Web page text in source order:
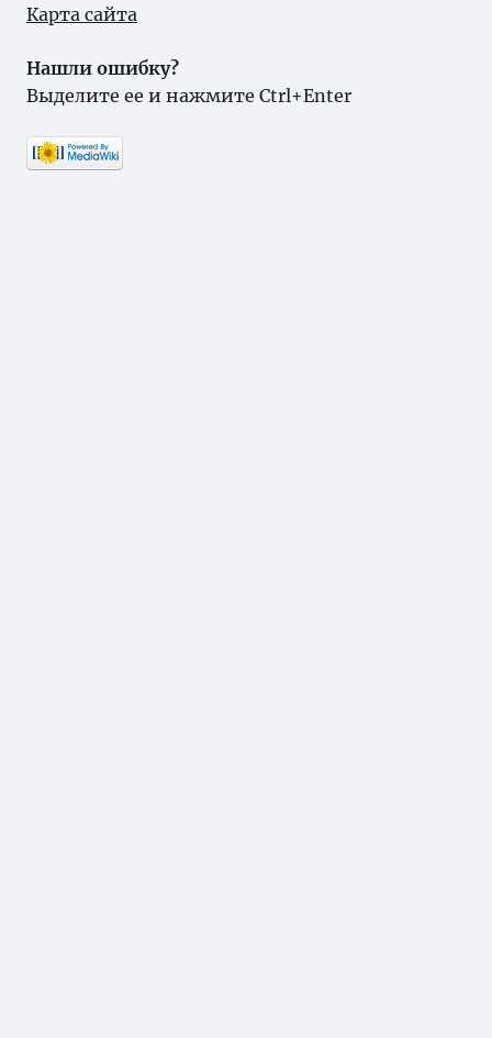
Карта сайта
Нашли ошибку?
Выделите ее и нажмите Ctrl+Enter